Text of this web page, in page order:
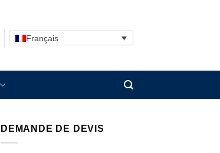
Français
DEMANDE DE DEVIS